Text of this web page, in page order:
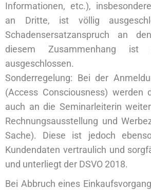
Informationen, etc.),
an Dritte, ist völlig
Schadensersatzanspruch an
diesem Zusammenhang ist
ausgeschlossen.
Sonderregelung: Bei der
(Access Consciousness) werden
auch an die Seminarleiterin
Rechnungsausstellung und
Sache). Diese ist jedoch
Kundendaten vertraulich und
und unterliegt der DSVO 2018.
Bei Abbruch eines